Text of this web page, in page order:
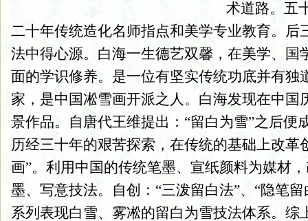
术道路。五
二十年传统造化名师指点和美学专业教育。后
法中得心源。白海一生德艺双馨，在美学、国
面的学识修养。是一位有坚实传统功底并有独
家，是中国凇雪画开派之人。白海发现在中国
景作品。自唐代王维提出：“留白为雪”之后便
历经三十年的艰苦探索，在传统的基础上改革
画”。利用中国的传统笔墨、宣纸颜料为媒材
墨、写意技法。自创：“三泼留白法”、“隐笔
系列表现白雪、雾凇的留白为雪技法体系。综